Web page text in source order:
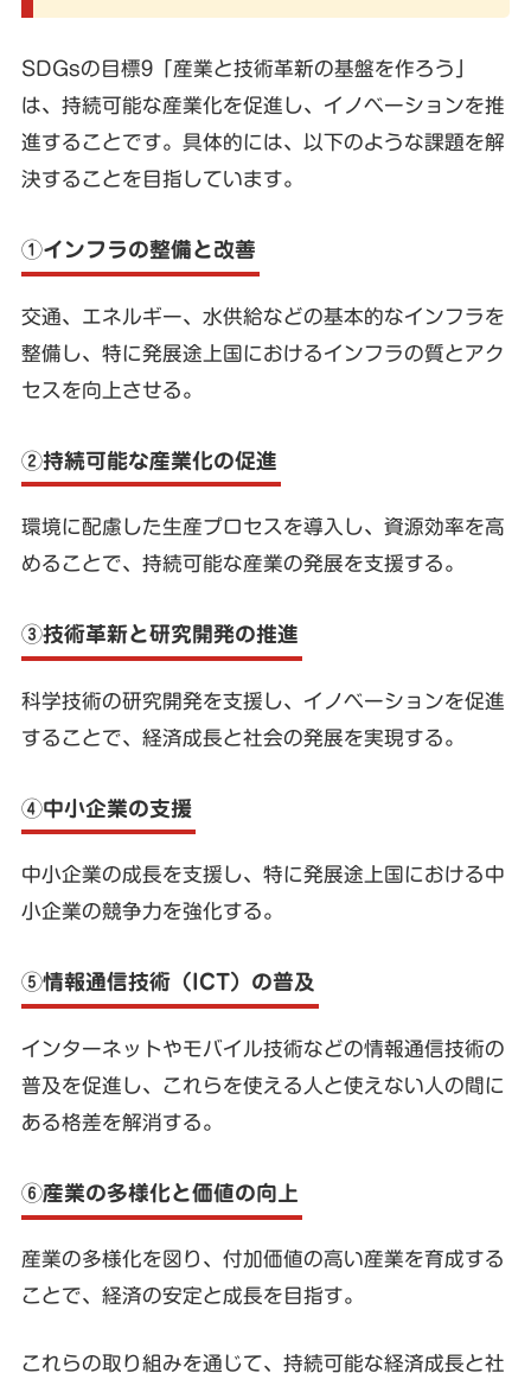
SDGsの目標9「産業と技術革新の基盤を作ろう」
は、持続可能な産業化を促進し、イノベーションを推
進することです。具体的には、以下のような課題を解
決することを目指しています。
①インフラの整備と改善
交通、エネルギー、水供給などの基本的なインフラを
整備し、特に発展途上国におけるインフラの質とアク
セスを向上させる。
②持続可能な産業化の促進
環境に配慮した生産プロセスを導入し、資源効率を高
めることで、持続可能な産業の発展を支援する。
③技術革新と研究開発の推進
科学技術の研究開発を支援し、イノベーションを促進
することで、経済成長と社会の発展を実現する。
④中小企業の支援
中小企業の成長を支援し、特に発展途上国における中
小企業の競争力を強化する。
⑤情報通信技術（ICT）の普及
インターネットやモバイル技術などの情報通信技術の
普及を促進し、これらを使える人と使えない人の間に
ある格差を解消する。
⑥産業の多様化と価値の向上
産業の多様化を図り、付加価値の高い産業を育成する
ことで、経済の安定と成長を目指す。
これらの取り組みを通じて、持続可能な経済成長と社